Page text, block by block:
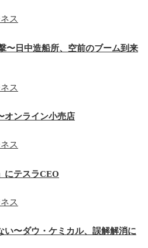
ス
〜日中造船所、空前のブーム到来
ス
オンライン小売店
ス
にテスラCEO
ス
い〜ダウ・ケミカル、誤解解消に